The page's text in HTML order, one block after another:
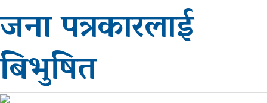
जना पत्रकारलाई
बिभुषित